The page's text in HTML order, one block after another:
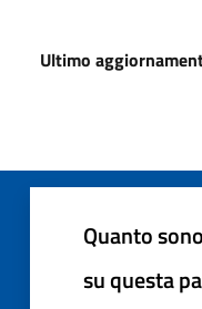
Ultimo
Quanto
su questa